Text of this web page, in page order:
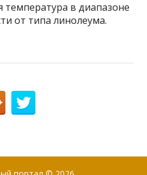
в диапазоне
от типа линолеума.